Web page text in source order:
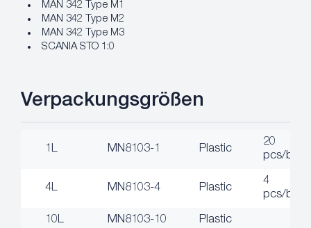
MAN 342 Type M1
MAN 342 Type M2
MAN 342 Type M3
SCANIA STO 1:0
Verpackungsgrößen
1L MN8103-1 Plastic
20
pcs/box
4L MN8103-4 Plastic
4
pcs/box
10L MN8103-10 Plastic